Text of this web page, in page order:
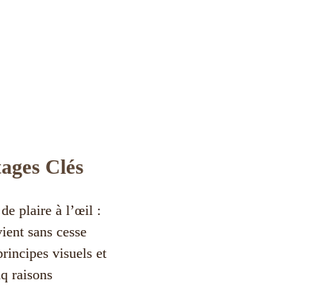
Clés
de plaire à l’œil :
sans cesse
visuels et
raisons